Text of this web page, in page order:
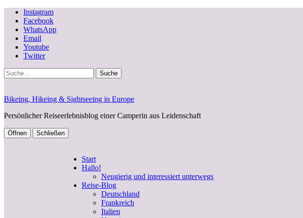
Instagram
Facebook
WhatsApp
Email
Youtube
Twitter
Suche
Bikeing, Hikeing & Sightseeing in Europe
Persönlicher Reiseerlebnisblog einer Camperin aus Leidenschaft
Öffnen Schließen
Start
Hallo!
Neugierig und interessiert unterwegs
Reise-Blog
Deutschland
Frankreich
Italien